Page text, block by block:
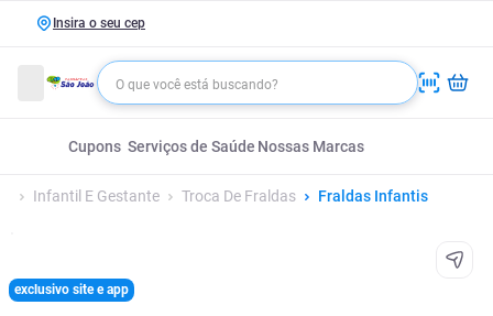
Insira o seu cep
Cupons Serviços de Saúde Nossas Marcas
Infantil E Gestante Troca De Fraldas Fraldas Infantis
exclusivo site e app